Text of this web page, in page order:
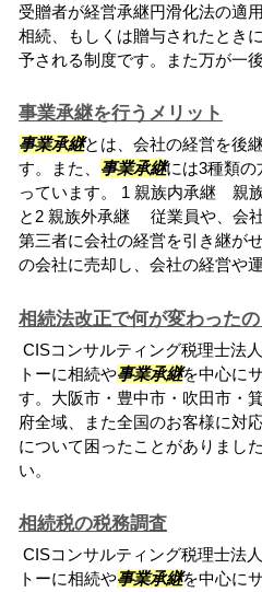
受贈者が経営承継円滑化法の適
相続、もしくは贈与されたとき
予される制度です。また万が一
事業承継を行うメリット
事業承継とは、会社の経営を後
す。また、 事業承継には3種類の
っています。 1 親族内承継 親
と2 親族外承継 従業員や、会
第三者に会社の経営を引き継が
の会社に売却し、会社の経営や
相続法改正で何が変わったの
CISコンサルティング税理士法
トーに相続や事業承継を中心に
す。大阪市・豊中市・吹田市・
府全域、また全国のお客様に対
について困ったことがありまし
い。
相続税の税務調査
CISコンサルティング税理士法
トーに相続や事業承継を中心に